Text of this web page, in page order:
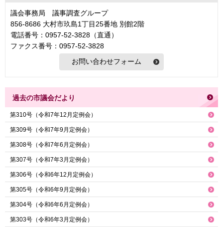
議会事務局 議事調査グループ
856-8686 大村市玖島1丁目25番地 別館2階
電話番号：0957-52-3828（直通）
ファクス番号：0957-52-3828
過去の市議会だより
第310号（令和7年12月定例会）
第309号（令和7年9月定例会）
第308号（令和7年6月定例会）
第307号（令和7年3月定例会）
第306号（令和6年12月定例会）
第305号（令和6年9月定例会）
第304号（令和6年6月定例会）
第303号（令和6年3月定例会）